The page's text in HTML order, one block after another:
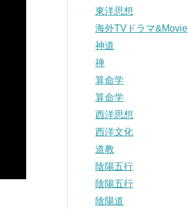
東洋思想
海外TVドラマ&Movie
神道
禅
算命学
算命学
西洋思想
西洋文化
道教
陰陽五行
陰陽五行
陰陽道